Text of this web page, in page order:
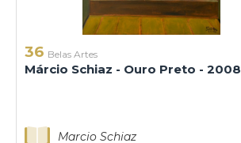
36 Belas Artes
Márcio Schiaz - Ouro Preto - 2008
Marcio Schiaz